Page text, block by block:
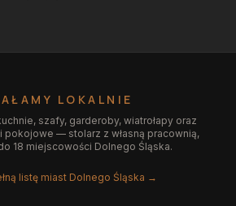
LOKALNIE
szafy, garderoby, wiatrołapy oraz
pokojowe — stolarz z własną pracownią,
18 miejscowości Dolnego Śląska.
listę miast Dolnego Śląska →